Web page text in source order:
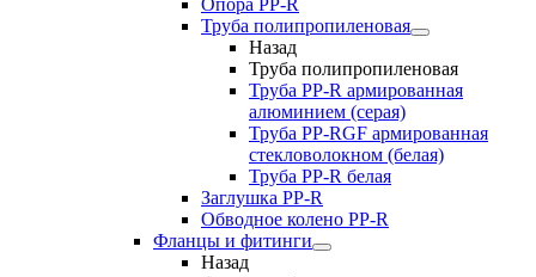
Опора PP-R
Труба полипропиленовая
Назад
Труба полипропиленовая
Труба PP-R армированная
алюминием (серая)
Труба PP-RGF армированная
стекловолокном (белая)
Труба РР-R белая
Заглушка PP-R
Обводное колено PP-R
Фланцы и фитинги
Назад